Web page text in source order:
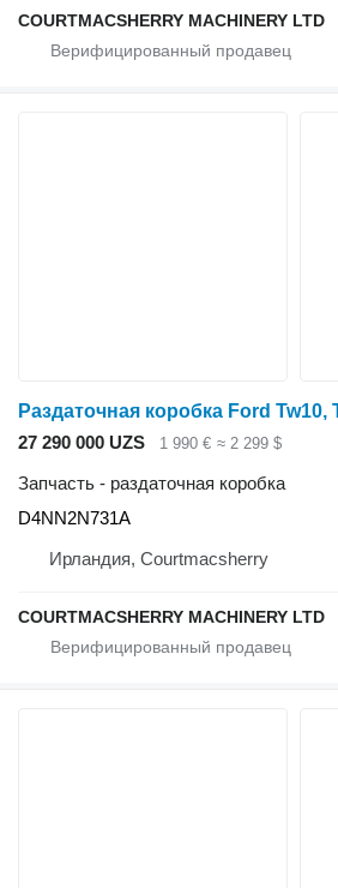
COURTMACSHERRY MACHINERY LTD
27 290 000 UZS 1 990 € ≈ 2 299 $
Запчасть - раздаточная коробка
D4NN2N731A
Ирландия, Courtmacsherry
COURTMACSHERRY MACHINERY LTD